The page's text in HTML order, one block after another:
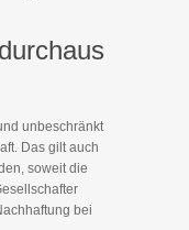
unbeschränkt
Das gilt auch
soweit die
bei